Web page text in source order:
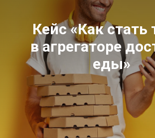
Кейс «Как стать
в агрегаторе
еды»